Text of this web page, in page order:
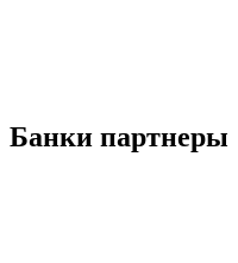
Банки партнеры